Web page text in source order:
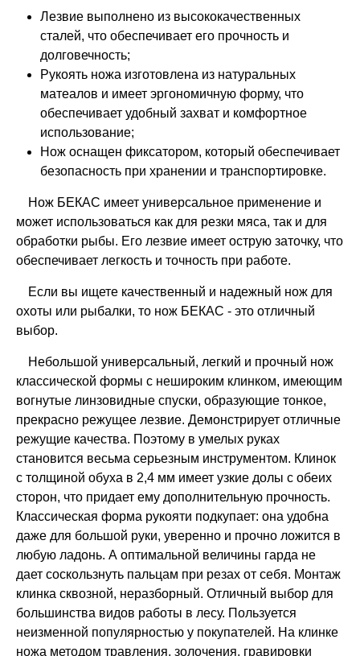
Лезвие выполнено из высококачественных
сталей, что обеспечивает его прочность и
долговечность;
Рукоять ножа изготовлена из натуральных
матеалов и имеет эргономичную форму, что
обеспечивает удобный захват и комфортное
использование;
Нож оснащен фиксатором, который обеспечивает
безопасность при хранении и транспортировке.
Нож БЕКАС имеет универсальное применение и
может использоваться как для резки мяса, так и для
обработки рыбы. Его лезвие имеет острую заточку, что
обеспечивает легкость и точность при работе.
Если вы ищете качественный и надежный нож для
охоты или рыбалки, то нож БЕКАС - это отличный
выбор.
Небольшой универсальный, легкий и прочный нож
классической формы с нешироким клинком, имеющим
вогнутые линзовидные спуски, образующие тонкое,
прекрасно режущее лезвие. Демонстрирует отличные
режущие качества. Поэтому в умелых руках
становится весьма серьезным инструментом. Клинок
с толщиной обуха в 2,4 мм имеет узкие долы с обеих
сторон, что придает ему дополнительную прочность.
Классическая форма рукояти подкупает: она удобна
даже для большой руки, уверенно и прочно ложится в
любую ладонь. А оптимальной величины гарда не
дает соскользнуть пальцам при резах от себя. Монтаж
клинка сквозной, неразборный. Отличный выбор для
большинства видов работы в лесу. Пользуется
неизменной популярностью у покупателей. На клинке
ножа методом травления, золочения, гравировки